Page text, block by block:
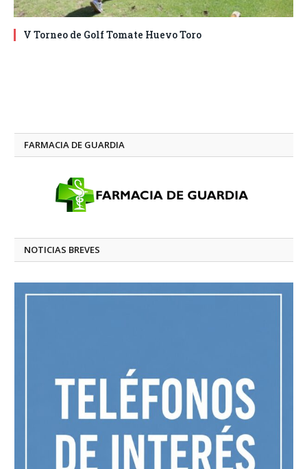
V Torneo de Golf Tomate Huevo Toro
FARMACIA DE GUARDIA
NOTICIAS BREVES